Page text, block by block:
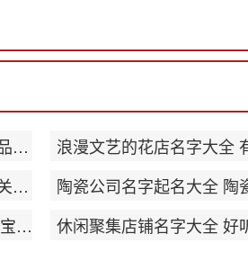
休闲食品公司名字大全 小食品公司名字创意
带烨字的公司名称 跟烨字有关的公司名字
2023年属兔男孩取名宜忌 兔宝宝起名宜用